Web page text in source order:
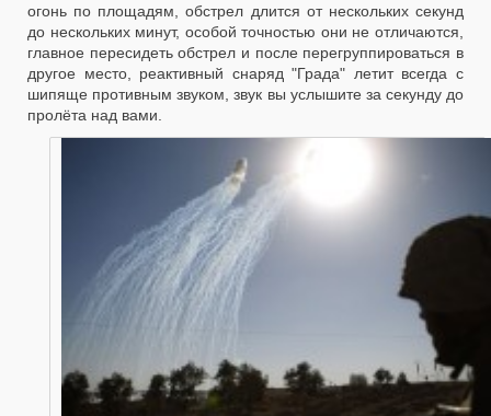
огонь по площадям, обстрел длится от нескольких секунд
до нескольких минут, особой точностью они не отличаются,
главное пересидеть обстрел и после перегруппироваться в
другое место, реактивный снаряд "Града" летит всегда с
шипяще противным звуком, звук вы услышите за секунду до
пролёта над вами.